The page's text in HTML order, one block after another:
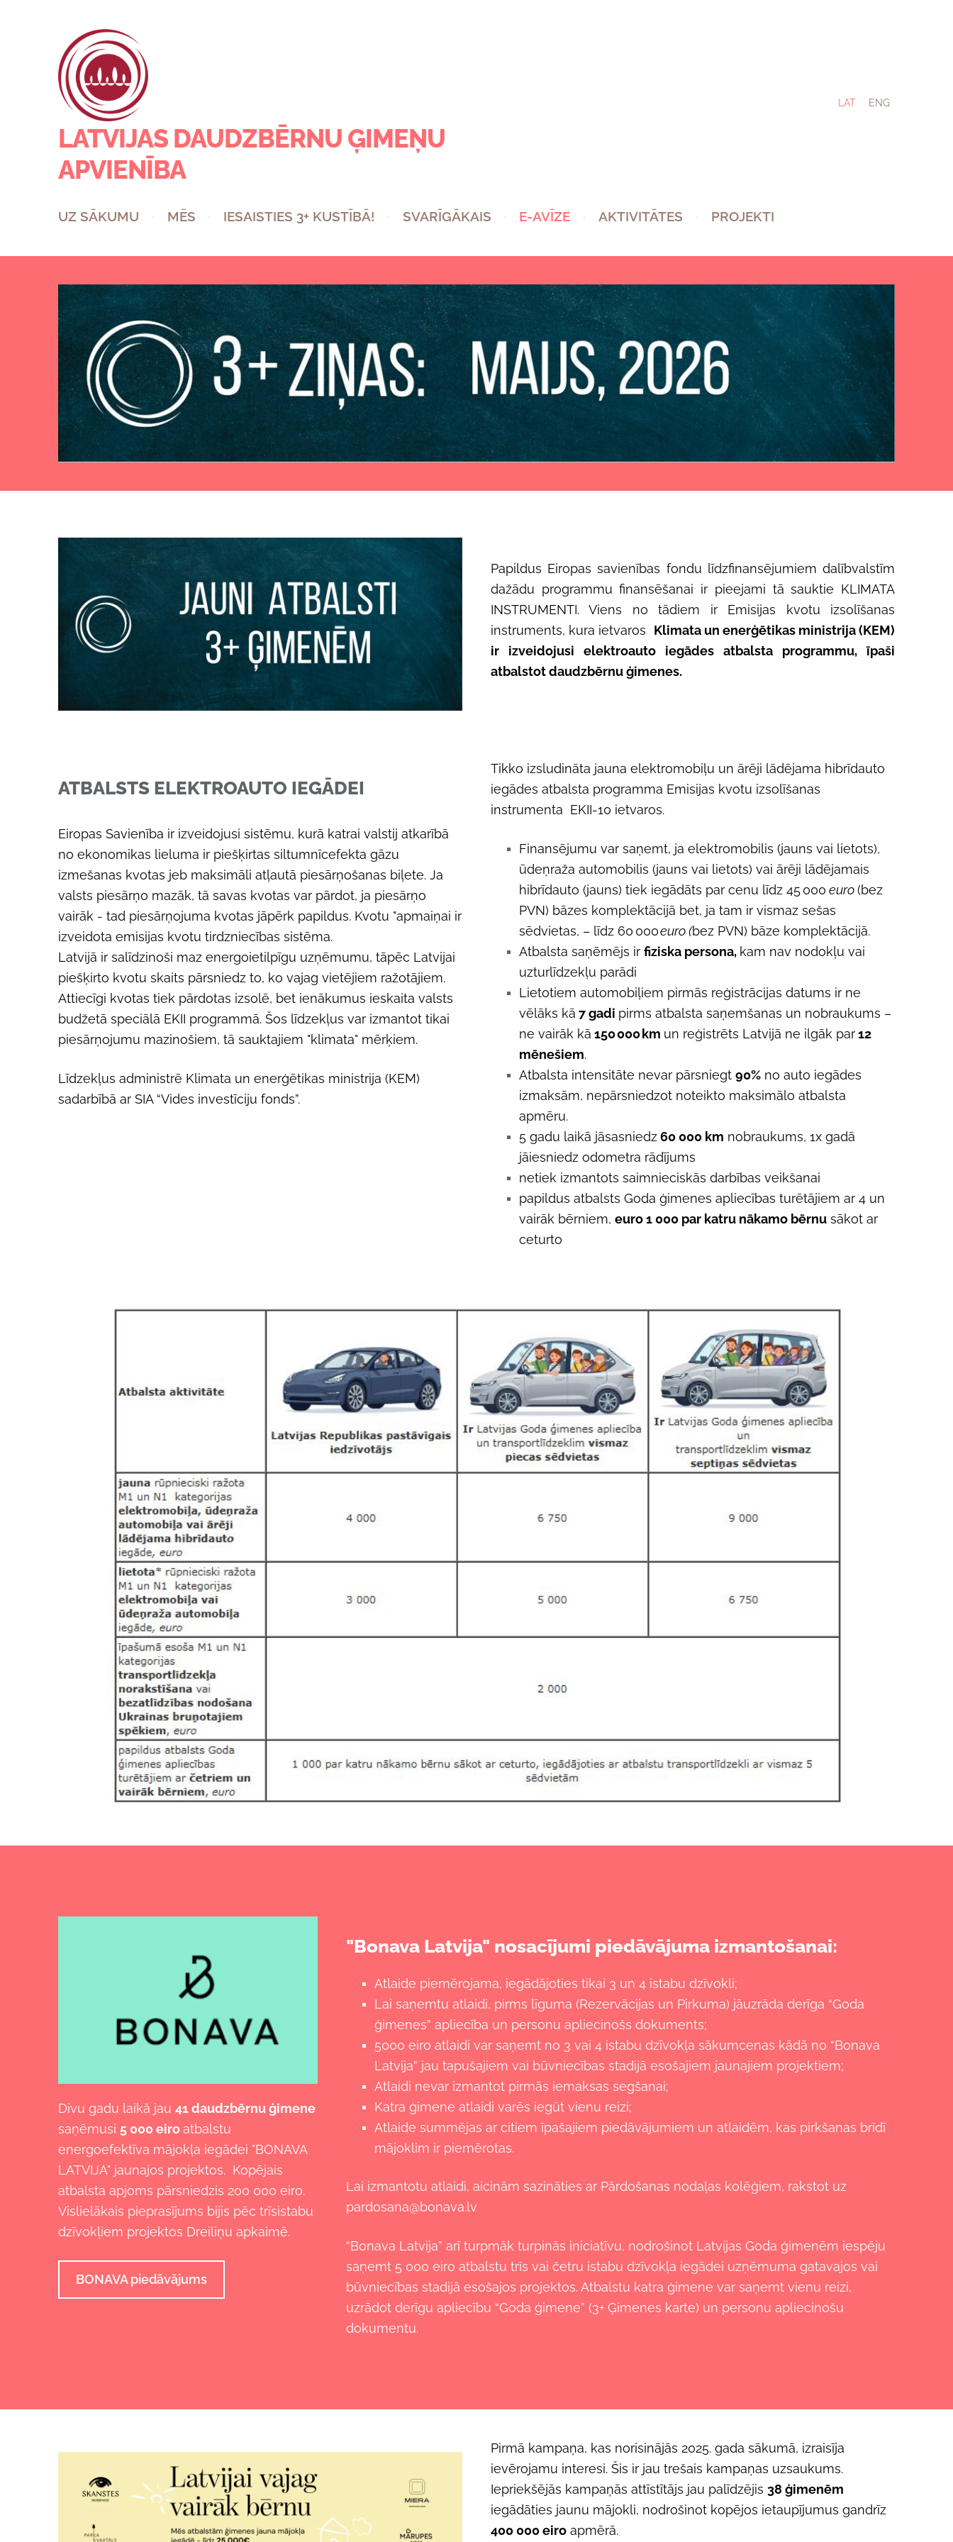
LATVIJAS DAUDZBĒRNU ĢIMEŅU
APVIENĪBA
UZ SĀKUMU MĒS IESAISTIES 3+ KUSTĪBĀ! SVARĪGĀKAIS E-AVĪZE AKTIVITĀTES PROJEKTI
LAT ENG
Papildus Eiropas savienības fondu līdzfinansējumiem dalībvalstīm
dažādu programmu finansēšanai ir pieejami tā sauktie KLIMATA
INSTRUMENTI. Viens no tādiem ir Emisijas kvotu izsolīšanas
instruments, kura ietvaros Klimata un enerģētikas ministrija (KEM)
ir izveidojusi elektroauto iegādes atbalsta programmu, īpaši
atbalstot daudzbērnu ģimenes.
ATBALSTS ELEKTROAUTO IEGĀDEI
Eiropas Savienība ir izveidojusi sistēmu, kurā katrai valstij atkarībā
no ekonomikas lieluma ir piešķirtas siltumnīcefekta gāzu
izmešanas kvotas jeb maksimāli atļautā piesārņošanas biļete. Ja
valsts piesārņo mazāk, tā savas kvotas var pārdot, ja piesārņo
vairāk - tad piesārņojuma kvotas jāpērk papildus. Kvotu "apmaiņai ir
izveidota emisijas kvotu tirdzniecības sistēma.
Latvijā ir salīdzinoši maz energoietilpīgu uzņēmumu, tāpēc Latvijai
piešķirto kvotu skaits pārsniedz to, ko vajag vietējiem ražotājiem.
Attiecīgi kvotas tiek pārdotas izsolē, bet ienākumus ieskaita valsts
budžetā speciālā EKII programmā. Šos līdzekļus var izmantot tikai
piesārņojumu mazinošiem, tā sauktajiem "klimata" mērķiem.
Līdzekļus administrē Klimata un enerģētikas ministrija (KEM)
sadarbībā ar SIA “Vides investīciju fonds”.
Tikko izsludināta jauna elektromobiļu un ārēji lādējama hibrīdauto
iegādes atbalsta programma Emisijas kvotu izsolīšanas
instrumenta EKII-10 ietvaros.
Finansējumu var saņemt, ja elektromobilis (jauns vai lietots),
ūdeņraža automobilis (jauns vai lietots) vai ārēji lādējamais
hibrīdauto (jauns) tiek iegādāts par cenu līdz 45 000 euro(bez
PVN) bāzes komplektācijā bet, ja tam ir vismaz sešas
sēdvietas, – līdz 60 000euro (bez PVN) bāze komplektācijā.
Atbalsta saņēmējs ir fiziska persona, kam nav nodokļu vai
uzturlīdzekļu parādi
Lietotiem automobiļiem pirmās reģistrācijas datums ir ne
vēlāks kā 7 gadi pirms atbalsta saņemšanas un nobraukums –
ne vairāk kā 150 000 km un reģistrēts Latvijā ne ilgāk par12
mēnešiem.
Atbalsta intensitāte nevar pārsniegt 90% no auto iegādes
izmaksām, nepārsniedzot noteikto maksimālo atbalsta
apmēru.
5 gadu laikā jāsasniedz60 000 km nobraukums, 1x gadā
jāiesniedz odometra rādījums
netiek izmantots saimnieciskās darbības veikšanai
papildus atbalsts Goda ģimenes apliecības turētājiem ar 4 un
vairāk bērniem, euro 1 000 par katru nākamo bērnu sākot ar
ceturto
Divu gadu laikā jau 41 daudzbērnu ģimene
saņēmusi 5 000 eiroatbalstu
energoefektīva mājokļa iegādei "BONAVA
LATVIJA" jaunajos projektos. Kopējais
atbalsta apjoms pārsniedzis 200 000 eiro.
Vislielākais pieprasījums bijis pēc trīsistabu
dzīvokļiem projektos Dreiliņu apkaimē.
BONAVA piedāvājums
"Bonava Latvija" nosacījumi piedāvājuma izmantošanai:
Atlaide piemērojama, iegādājoties tikai 3 un 4 istabu dzīvokli;
Lai saņemtu atlaidi, pirms līguma (Rezervācijas un Pirkuma) jāuzrāda derīga “Goda
ģimenes” apliecība un personu apliecinošs dokuments;
5000 eiro atlaidi var saņemt no 3 vai 4 istabu dzīvokļa sākumcenas kādā no “Bonava
Latvija” jau tapušajiem vai būvniecības stadijā esošajiem jaunajiem projektiem;
Atlaidi nevar izmantot pirmās iemaksas segšanai;
Katra ģimene atlaidi varēs iegūt vienu reizi;
Atlaide summējas ar citiem īpašajiem piedāvājumiem un atlaidēm, kas pirkšanas brīdī
mājoklim ir piemērotas.
Lai izmantotu atlaidi, aicinām sazināties ar Pārdošanas nodaļas kolēģiem, rakstot uz
pardosana@bonava.lv
“Bonava Latvija” arī turpmāk turpinās iniciatīvu, nodrošinot Latvijas Goda ģimenēm iespēju
saņemt 5 000 eiro atbalstu trīs vai četru istabu dzīvokļa iegādei uzņēmuma gatavajos vai
būvniecības stadijā esošajos projektos. Atbalstu katra ģimene var saņemt vienu reizi,
uzrādot derīgu apliecību “Goda ģimene” (3+ Ģimenes karte) un personu apliecinošu
dokumentu.
Pirmā kampaņa, kas norisinājās 2025. gada sākumā, izraisīja
ievērojamu interesi. Šis ir jau trešais kampaņas uzsaukums.
Iepriekšējās kampaņās attīstītājs jau palīdzējis 38 ģimenēm
iegādāties jaunu mājokli, nodrošinot kopējos ietaupījumus gandrīz
400 000 eiro apmērā.